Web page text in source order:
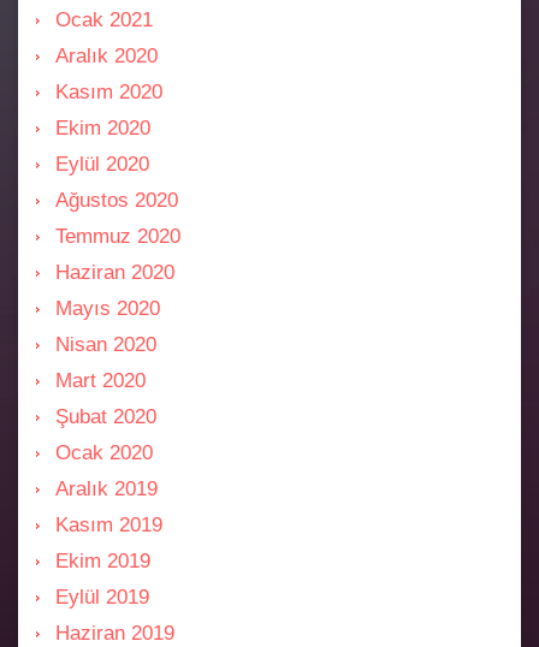
Ocak 2021
Aralık 2020
Kasım 2020
Ekim 2020
Eylül 2020
Ağustos 2020
Temmuz 2020
Haziran 2020
Mayıs 2020
Nisan 2020
Mart 2020
Şubat 2020
Ocak 2020
Aralık 2019
Kasım 2019
Ekim 2019
Eylül 2019
Haziran 2019